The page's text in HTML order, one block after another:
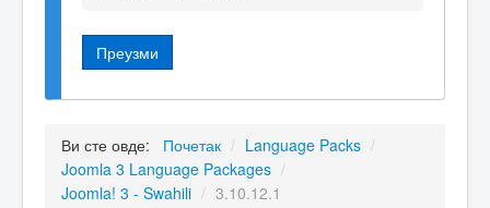
Преузми
Ви сте овде: Почетак / Language Packs /
Joomla 3 Language Packages /
Joomla! 3 - Swahili / 3.10.12.1